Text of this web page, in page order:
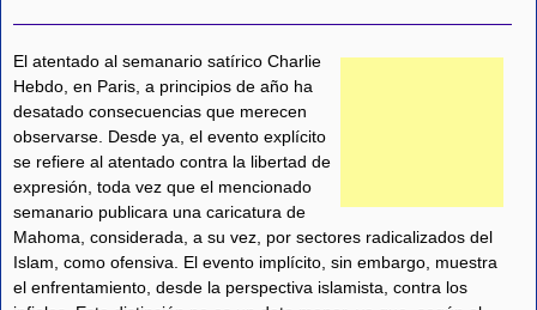
El atentado al semanario satírico Charlie
Hebdo, en Paris, a principios de año ha
desatado consecuencias que merecen
observarse. Desde ya, el evento explícito
se refiere al atentado contra la libertad de
expresión, toda vez que el mencionado
semanario publicara una caricatura de
Mahoma, considerada, a su vez, por sectores radicalizados del
Islam, como ofensiva. El evento implícito, sin embargo, muestra
el enfrentamiento, desde la perspectiva islamista, contra los